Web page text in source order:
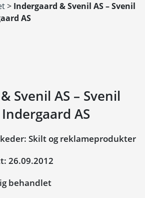
> Indergaard & Svenil AS – Svenil
AS
Svenil AS – Svenil
AS
Skilt og reklameprodukter
26.09.2012
behandlet